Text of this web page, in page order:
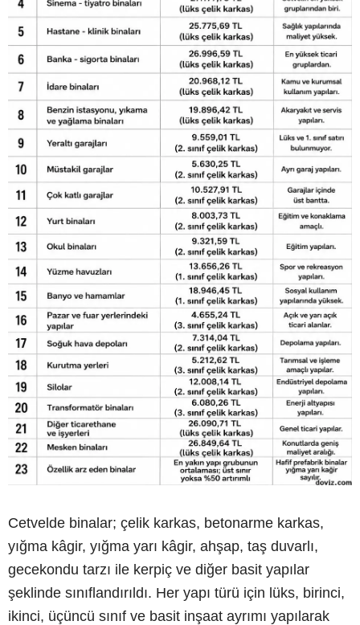
Cetvelde binalar; çelik karkas, betonarme karkas,
yığma kâgir, yığma yarı kâgir, ahşap, taş duvarlı,
gecekondu tarzı ile kerpiç ve diğer basit yapılar
şeklinde sınıflandırıldı. Her yapı türü için lüks, birinci,
ikinci, üçüncü sınıf ve basit inşaat ayrımı yapılarak